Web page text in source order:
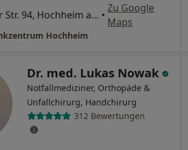
Frankfurter Str. 94, Hochheim am Main •
Zu Google
Maps
Hochheim
Dr. med. Lukas Nowak
Notfallmediziner, Orthopäde &
Unfallchirurg, Handchirurg
312 Bewertungen